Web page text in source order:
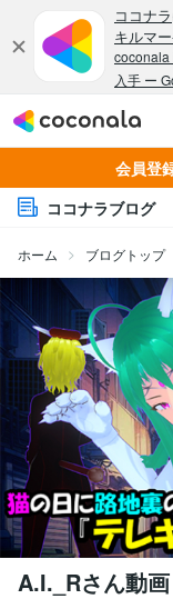
会員登
ココナラブログ
ホーム ブログトップ
A.I._Rさん動